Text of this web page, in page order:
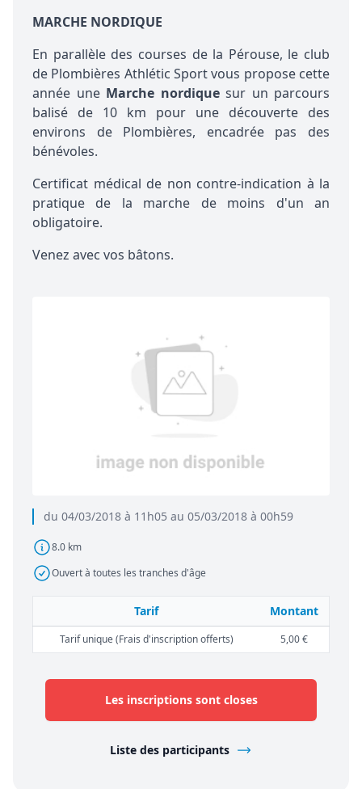
du 04/03/2018 à 11h05 au 05/03/2018 à 00h59
8.0 km
Ouvert à toutes les tranches d'âge
MARCHE NORDIQUE
En parallèle des courses de la Pérouse, le club
de Plombières Athlétic Sport vous propose cette
année une Marche nordiquesur un parcours
balisé de 10 km pour une découverte des
environs de Plombières, encadrée pas des
bénévoles.
Certificat médical de non contre-indication à la
pratique de la marche de moins d'un an
obligatoire.
Venez avec vos bâtons.
Tarif Montant
Tarif unique (Frais d'inscription offerts) 5,00 €
Les inscriptions sont closes
Liste des participants